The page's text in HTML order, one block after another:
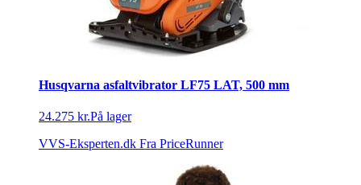
Husqvarna asfaltvibrator LF75 LAT, 500 mm
24.275 kr.På lager
VVS-Eksperten.dk Fra PriceRunner